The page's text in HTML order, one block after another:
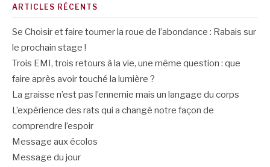
ARTICLES RÉCENTS
Se Choisir et faire tourner la roue de l’abondance : Rabais sur
le prochain stage !
Trois EMI, trois retours à la vie, une même question : que
faire après avoir touché la lumière ?
La graisse n’est pas l’ennemie mais un langage du corps
L’expérience des rats qui a changé notre façon de
comprendre l’espoir
Message aux écolos
Message du jour